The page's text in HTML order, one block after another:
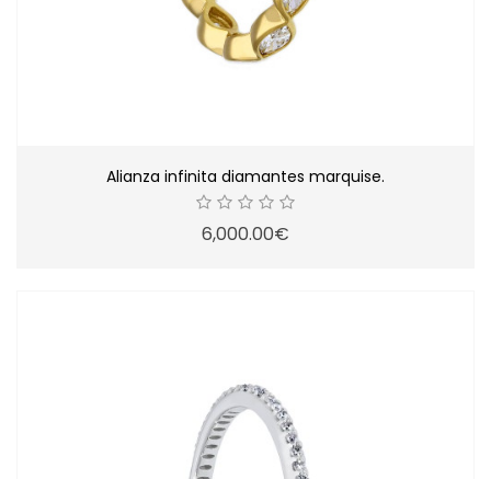
Alianza infinita diamantes marquise.
6,000.00€